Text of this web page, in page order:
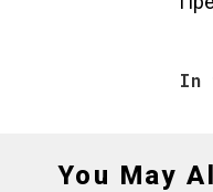
In
You May